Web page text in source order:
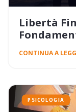
Libertà
CONTINUA A
PSICOLOGIA